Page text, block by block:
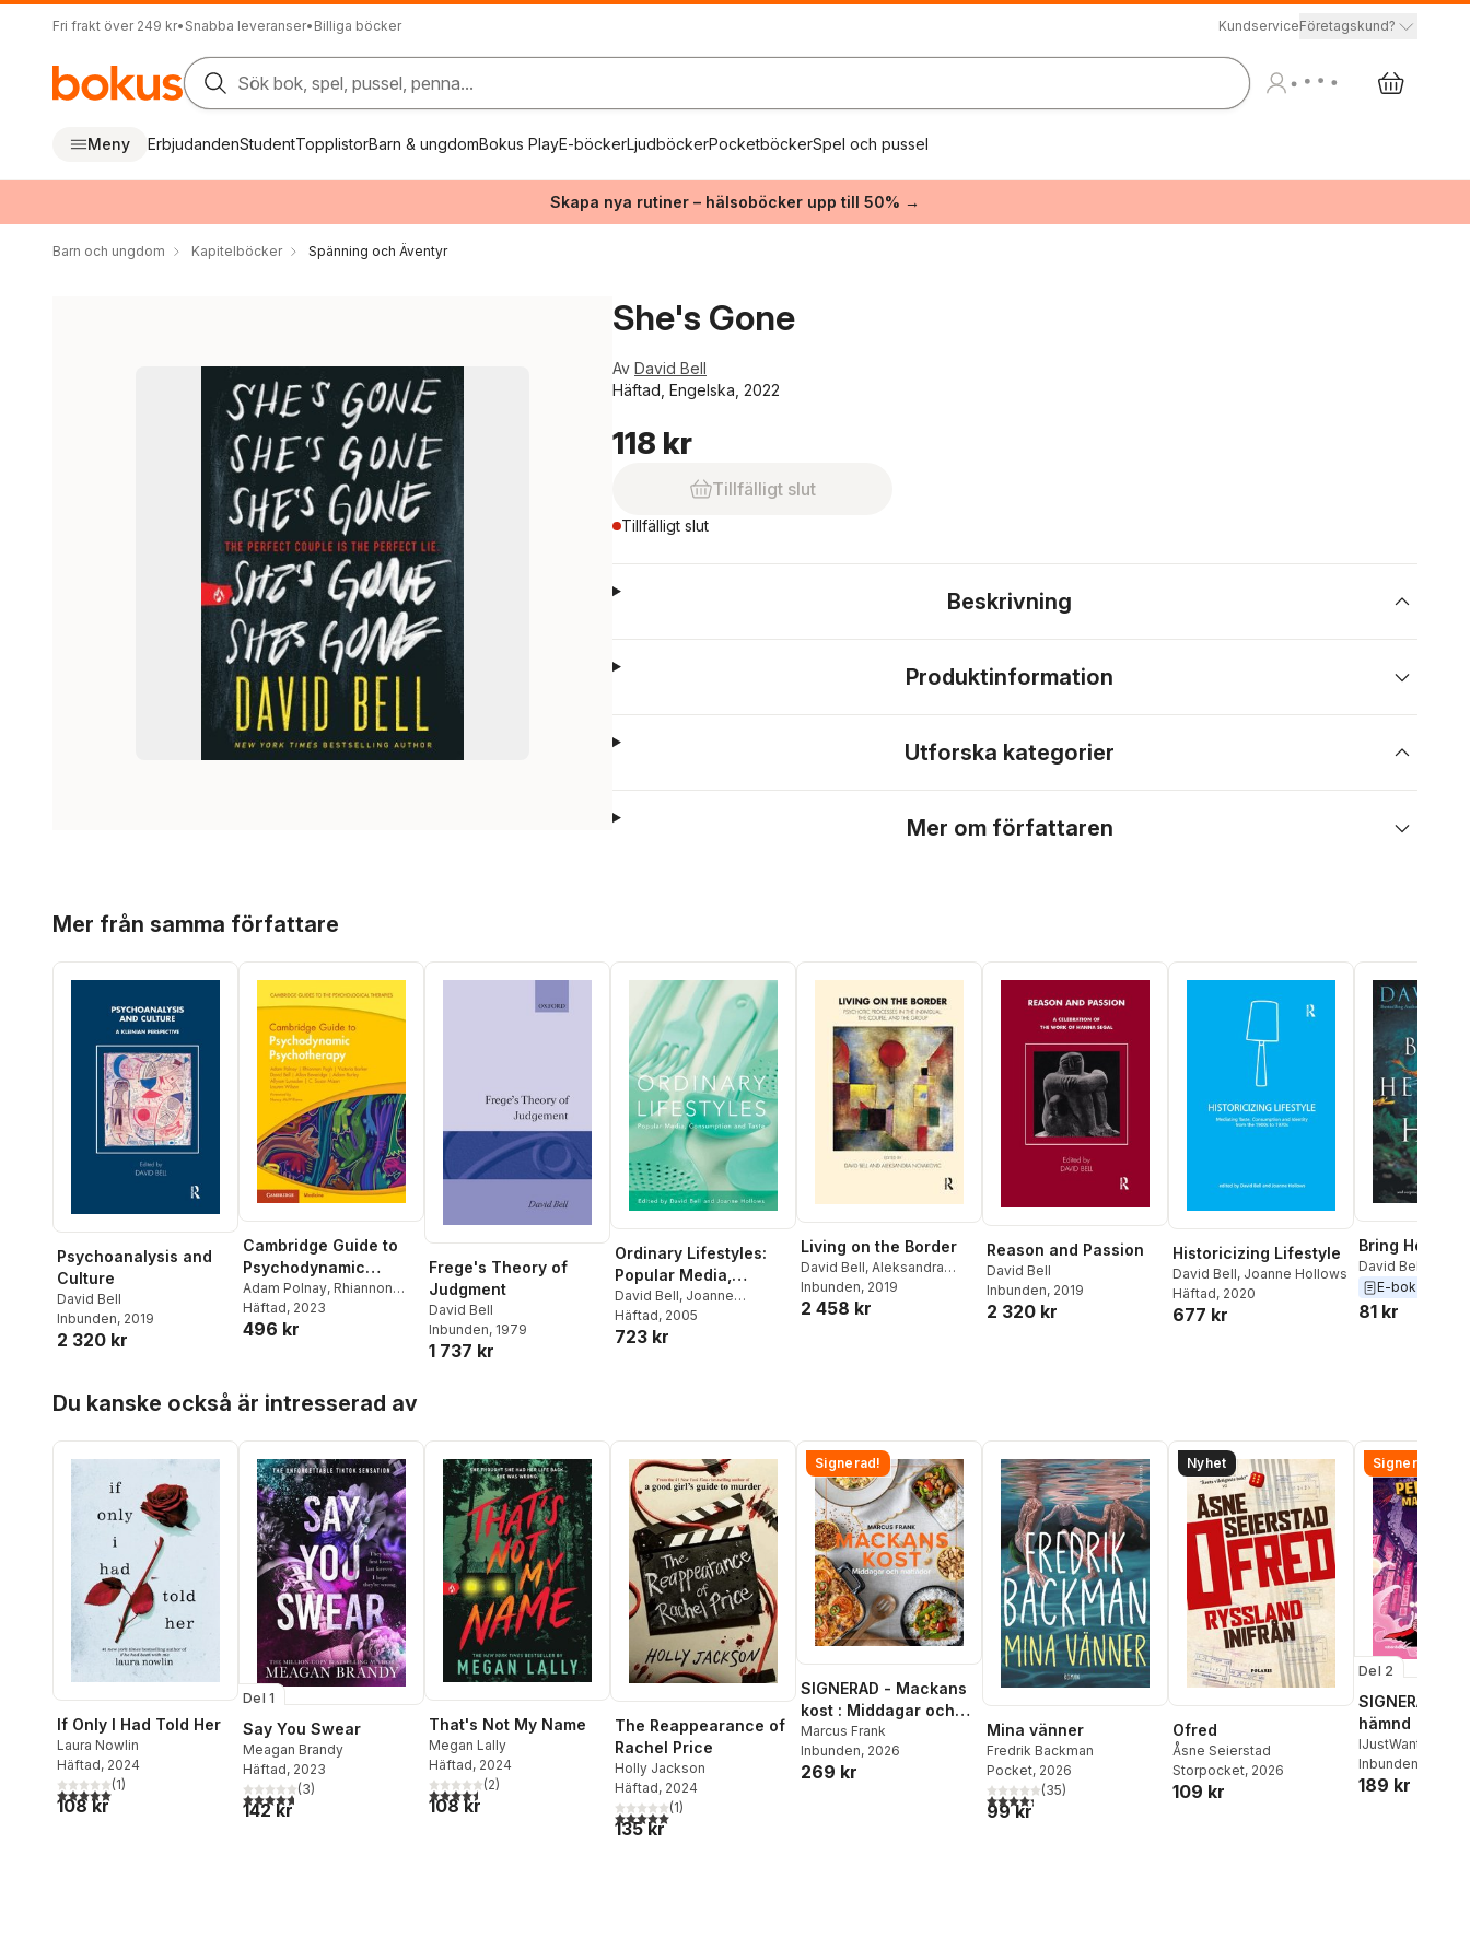
Fri frakt över 249 kr• Snabba leveranser• Billiga böcker KundserviceFöretagskund?
Sök bok, spel, pussel, penna...
Meny ErbjudandenStudentTopplistorBarn & ungdomBokus PlayE-böckerLjudböckerPocketböckerSpel och pussel
Skapa nya rutiner – hälsoböcker upp till 50% →
Barn och ungdom Kapitelböcker Spänning och Äventyr
She's Gone
Av David Bell
Häftad, Engelska, 2022
118 kr
Tillfälligt slut
Tillfälligt slut
Beskrivning
Produktinformation
Utforska kategorier
Mer om författaren
Mer från samma författare
Psychoanalysis and
Culture
David Bell
Inbunden, 2019
2 320 kr
Cambridge Guide to
Psychodynamic
Psychotherapy
Adam Polnay, Rhiannon
Pugh,Victoria Barker
Bell,Allan Beveridge
Häftad, 2023
496 kr
Frege's Theory of
Judgment
David Bell
Inbunden, 1979
1 737 kr
Ordinary Lifestyles:
Popular Media,
Consumption and
Taste
David Bell, Joanne
Hollows,David Bell
Joanne Hollows
Häftad, 2005
723 kr
Living on the Border
David Bell, Aleksandra
Novakovic
Inbunden, 2019
2 458 kr
Reason and Passion
David Bell
Inbunden, 2019
2 320 kr
Historicizing Lifestyle
David Bell, Joanne Hollows
Häftad, 2020
677 kr
Bring Her
David Bell
E-bok
81 kr
Du kanske också är intresserad av
If Only I Had Told Her
Laura Nowlin
Häftad, 2024
5,0utav 5 stjärnor. Totalt antal röster:
(1)
108 kr
Del 1
Say You Swear
Meagan Brandy
Häftad, 2023
4,7utav 5 stjärnor. Totalt antal röster:
(3)
142 kr
That's Not My Name
Megan Lally
Häftad, 2024
4,5utav 5 stjärnor. Totalt antal röster:
(2)
108 kr
The Reappearance of
Rachel Price
Holly Jackson
Häftad, 2024
5,0utav 5 stjärnor. Totalt antal röster:
(1)
135 kr
Signerad!
SIGNERAD - Mackans
kost : Middagar och
matlådor
Marcus Frank
Inbunden, 2026
269 kr
Mina vänner
Fredrik Backman
Pocket, 2026
4,3utav 5 stjärnor. Totalt antal röster:
(35)
99 kr
Nyhet
Ofred
Åsne Seierstad
Storpocket, 2026
109 kr
Signerad!
Del 2
SIGNERAD -
hämnd
Adolphson
Beer ,Victor Beer
Inbunden
189 kr